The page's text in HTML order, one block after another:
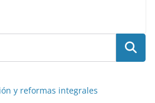
y reformas integrales